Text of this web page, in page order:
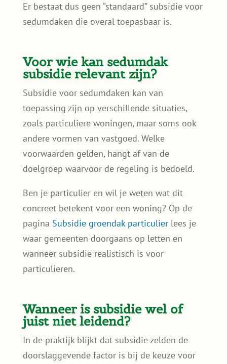
Er bestaat dus geen “standaard” subsidie voor
sedumdaken die overal toepasbaar is.
Voor wie kan sedumdak
subsidie relevant zijn?
Subsidie voor sedumdaken kan van
toepassing zijn op verschillende situaties,
zoals particuliere woningen, maar soms ook
andere vormen van vastgoed. Welke
voorwaarden gelden, hangt af van de
doelgroep waarvoor de regeling is bedoeld.
Ben je particulier en wil je weten wat dit
concreet betekent voor een woning? Op de
pagina Subsidie groendak particulierlees je
waar gemeenten doorgaans op letten en
wanneer subsidie realistisch is voor
particulieren.
Wanneer is subsidie wel of
juist niet leidend?
In de praktijk blijkt dat subsidie zelden de
doorslaggevende factor is bij de keuze voor